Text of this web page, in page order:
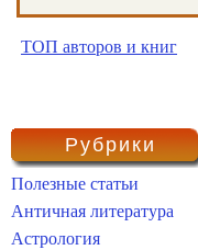
ТОП авторов и книг
Рубрики
Полезные статьи
Античная литература
Астрология